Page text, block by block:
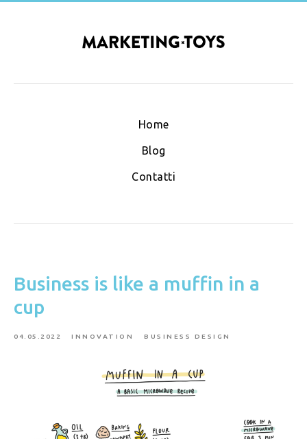
Home
Blog
Contatti
Business is like a muffin in a
cup
04.05.2022 INNOVATION BUSINESS DESIGN